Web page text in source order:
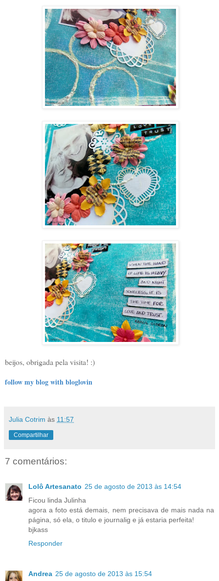
beijos, obrigada pela visita! :)
follow my blog with bloglovin
Julia Cotrim às 11:57
Compartilhar
7 comentários:
Lolô Artesanato 25 de agosto de 2013 às 14:54
Ficou linda Julinha
agora a foto está demais, nem precisava de mais nada na
página, só ela, o titulo e journalig e já estaria perfeita!
bjkass
Responder
Andrea 25 de agosto de 2013 às 15:54